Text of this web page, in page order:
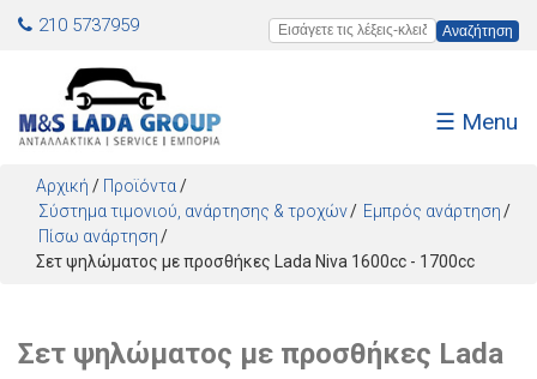
Jump to navigation
210 5737959 Εισάγετε τις λέξεις-κλειδιά
☰ Menu
Αρχική / Προϊόντα /
Σύστημα τιμονιού, ανάρτησης & τροχών
Εμπρός ανάρτηση
Πίσω ανάρτηση
Σετ ψηλώματος με προσθήκες Lada Niva 1600cc - 1700cc
Σετ ψηλώματος με προσθήκες Lada